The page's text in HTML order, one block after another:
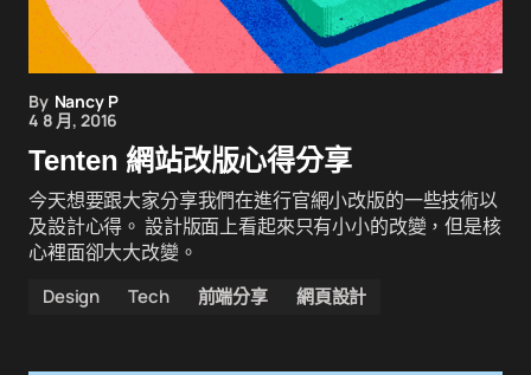
By Nancy P
4 8 月, 2016
Tenten 網站改版心得分享
今天想要跟大家分享我們在進行官網小改版的一些技術以
及設計心得。 設計版面上看起來只有小小的改變，但是核
心裡面卻大大改變。
Design Tech 前端分享 網頁設計